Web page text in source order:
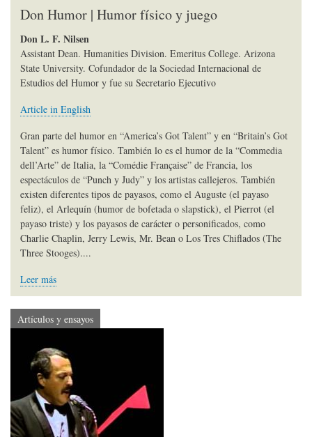
Don Humor | Humor físico y juego
Don L. F. Nilsen
Assistant Dean. Humanities Division. Emeritus College. Arizona
State University. Cofundador de la Sociedad Internacional de
Estudios del Humor y fue su Secretario Ejecutivo
Article in English
Gran parte del humor en “America’s Got Talent” y en “Britain’s Got
Talent” es humor físico. También lo es el humor de la “Commedia
dell’Arte” de Italia, la “Comédie Française” de Francia, los
espectáculos de “Punch y Judy” y los artistas callejeros. También
existen diferentes tipos de payasos, como el Auguste (el payaso
feliz), el Arlequín (humor de bofetada o slapstick), el Pierrot (el
payaso triste) y los payasos de carácter o personificados, como
Charlie Chaplin, Jerry Lewis, Mr. Bean o Los Tres Chiflados (The
Three Stooges)....
Leer más
Artículos y ensayos